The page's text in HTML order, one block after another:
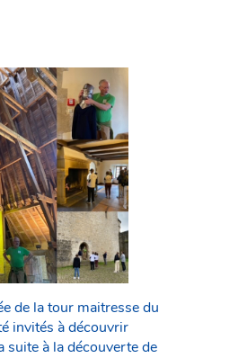
de la tour maitresse du
invités à découvrir
suite à la découverte de